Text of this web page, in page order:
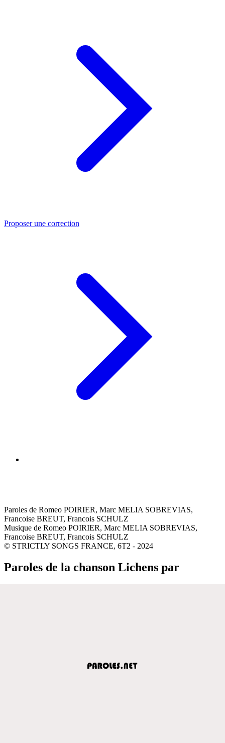
Proposer une correction
Paroles de Romeo POIRIER, Marc MELIA SOBREVIAS,
Francoise BREUT, Francois SCHULZ
Musique de Romeo POIRIER, Marc MELIA SOBREVIAS,
Francoise BREUT, Francois SCHULZ
© STRICTLY SONGS FRANCE, 6T2 - 2024
Paroles de la chanson Lichens par